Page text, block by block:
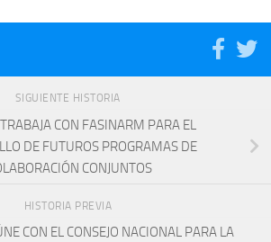
SIGUIENTE HISTORIA
CON FASINARM PARA EL
DE FUTUROS PROGRAMAS DE
CONJUNTOS
HISTORIA PREVIA
CON EL CONSEJO NACIONAL PARA LA